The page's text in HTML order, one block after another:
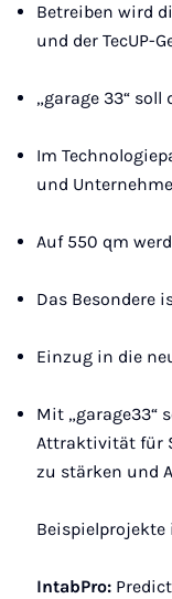
Betreiben wird
und der TecUP-
„garage 33“
Im
und
Auf 550 qm
Das Besondere
Einzug in die
Mit „garage33“
Attraktivität für
zu stärken und
Beispielprojekte
IntabPro: